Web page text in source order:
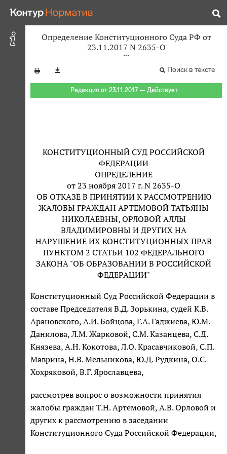
Определение Конституционного Суда РФ от
23.11.2017 N 2635-О
Поиск в тексте
Редакция от 23.11.2017 — Действует
КОНСТИТУЦИОННЫЙ СУД РОССИЙСКОЙ
ФЕДЕРАЦИИ
ОПРЕДЕЛЕНИЕ
от 23 ноября 2017 г. N 2635-О
ОБ ОТКАЗЕ В ПРИНЯТИИ К РАССМОТРЕНИЮ
ЖАЛОБЫ ГРАЖДАН АРТЕМОВОЙ ТАТЬЯНЫ
НИКОЛАЕВНЫ, ОРЛОВОЙ АЛЛЫ
ВЛАДИМИРОВНЫ И ДРУГИХ НА
НАРУШЕНИЕ ИХ КОНСТИТУЦИОННЫХ ПРАВ
ПУНКТОМ 2 СТАТЬИ 102 ФЕДЕРАЛЬНОГО
ЗАКОНА "ОБ ОБРАЗОВАНИИ В РОССИЙСКОЙ
ФЕДЕРАЦИИ"
Конституционный Суд Российской Федерации в
составе Председателя В.Д. Зорькина, судей К.В.
Арановского, А.И. Бойцова, Г.А. Гаджиева, Ю.М.
Данилова, Л.М. Жарковой, С.М. Казанцева, С.Д.
Князева, А.Н. Кокотова, Л.О. Красавчиковой, С.П.
Маврина, Н.В. Мельникова, Ю.Д. Рудкина, О.С.
Хохряковой, В.Г. Ярославцева,
рассмотрев вопрос о возможности принятия
жалобы граждан Т.Н. Артемовой, А.В. Орловой и
других к рассмотрению в заседании
Конституционного Суда Российской Федерации,